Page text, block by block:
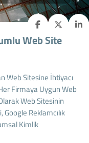
Web Site
Web Sitesine İhtiyacı
Firmaya Uygun Web
Web Sitesinin
Reklamcılık
Kimlik